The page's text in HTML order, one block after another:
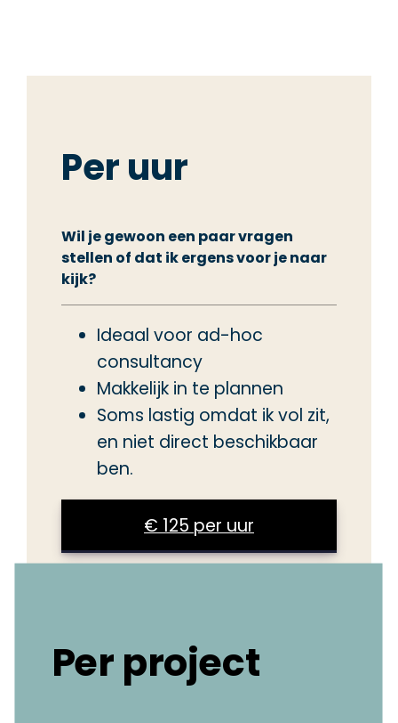
Per uur
Wil je gewoon een paar vragen
stellen of dat ik ergens voor je naar
kijk?
Ideaal voor ad-hoc
consultancy
Makkelijk in te plannen
Soms lastig omdat ik vol zit,
en niet direct beschikbaar
ben.
€ 125 per uur
Per project